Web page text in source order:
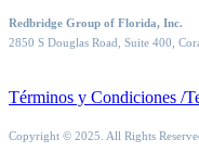
Redbridge Group of Florida, Inc.
2850 S Douglas Road, Suite 400,
Términos y Condiciones /
Copyright © 2025. All Rights